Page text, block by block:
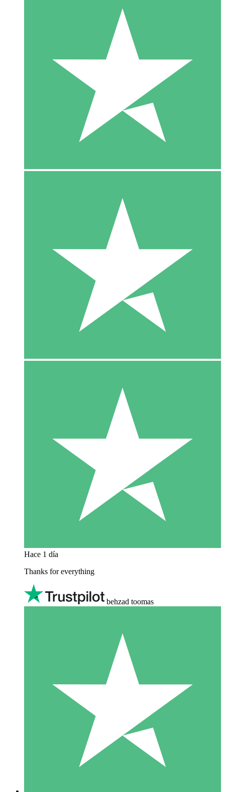
Hace 1 día
Thanks for everything
behzad toomas